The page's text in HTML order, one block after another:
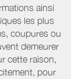
ainsi
les plus
coupures ou
demeurer
cette raison,
pour